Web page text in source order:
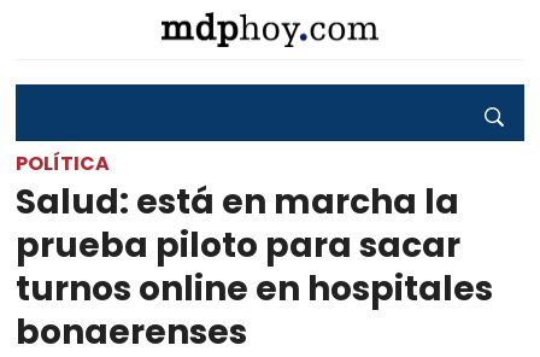
POLÍTICA
Salud: está en marcha la
prueba piloto para sacar
turnos online en hospitales
bonaerenses